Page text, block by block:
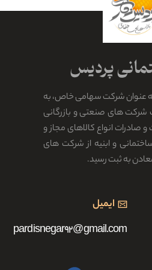
عنوان شرکت سهامی خاص، به
اداره ثبت شرکت های صنعتی و بازرگانی
صادرات انواع کالاهای مجاز و
و ابنیه از شرکت های
به ثبت رسید.
ایمیل
pardisnegar92@gmail.com